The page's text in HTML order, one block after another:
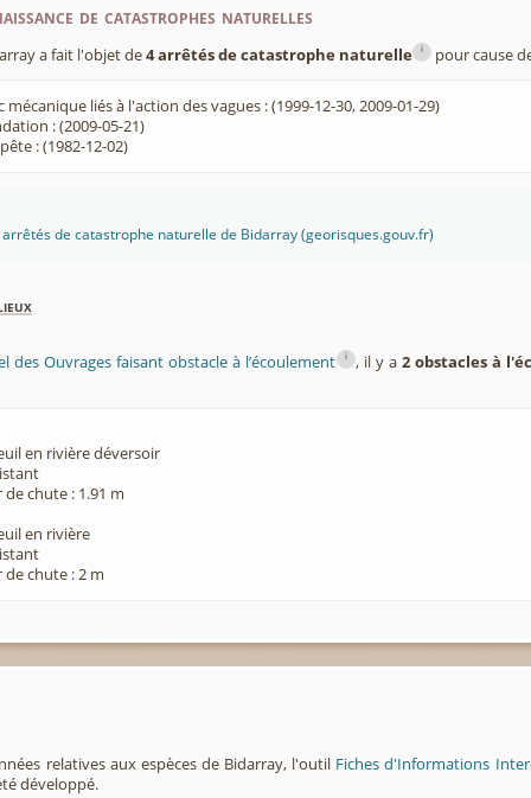
de catastrophes naturelles
a fait l'objet de4 arrêtés de catastrophe naturelle i pour cause
liés à l'action des vagues : (1999-12-30, 2009-01-29)
: (2009-05-21)
: (1982-12-02)
de catastrophe naturelle de Bidarray (georisques.gouv.fr)
des Ouvrages faisant obstacle à l’écoulement i , il y a2 obstacles à
en rivière déversoir
chute : 1.91 m
en rivière
chute : 2 m
relatives aux espèces de Bidarray, l'outil Fiches d'Informations
développé.